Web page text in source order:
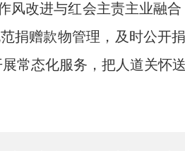
风改进与红会主责主业融
捐赠款物管理，及时公开
常态化服务，把人道关怀送